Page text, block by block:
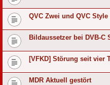
QVC Zwei und QVC Style
Bildaussetzer bei DVB-C
[VFKD] Störung seit vier
MDR Aktuell gestört